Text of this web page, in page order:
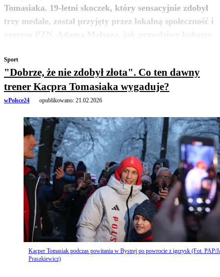
Tomasiaka. 19-letni skoczek, który sensacyjnie zdobył
trzy medale, został przyjęty przez lokalną społeczność i
zobacz więcej
Sport
"Dobrze, że nie zdobył złota". Co ten dawny
trener Kacpra Tomasiaka wygaduje?
wPolsce24 opublikowano: 21.02.2026
Kacper Tomasiak podczas powitania w Bystrej po powrocie z igrzysk (Fot. PAP/
Praszkiewicz)